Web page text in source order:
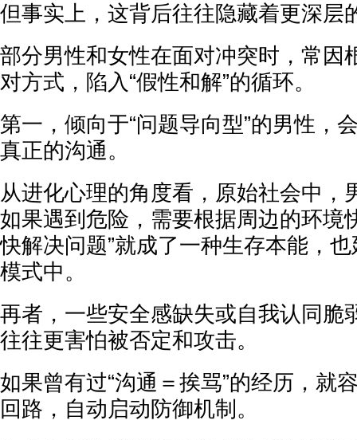
但事实上，这背后往往隐藏着更深层
部分男性和女性在面对冲突时，常因
对方式，陷入“假性和解”的循环。
第一，倾向于“问题导向型”的男性，
真正的沟通。
从进化心理的角度看，原始社会中，
如果遇到危险，需要根据周边的环境
快解决问题”就成了一种生存本能，
模式中。
再者，一些安全感缺失或自我认同脆
往往更害怕被否定和攻击。
如果曾有过“沟通＝挨骂”的经历，就
回路，自动启动防御机制。